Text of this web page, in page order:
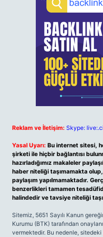
Reklam ve İletişim: Skype:
Yasal Uyarı: Bu internet sitesi,
şirketi ile hiçbir bağlantısı
hazırladığımız makaleler
haber niteliği taşımamakta
paylaşım yapılmamaktadır.
benzerlikleri tamamen
halindedir ve tavsiye niteliği
Sitemiz, 5651 Sayılı Kanun
Kurumu (BTK) tarafından
vermektedir. Bu nedenle,